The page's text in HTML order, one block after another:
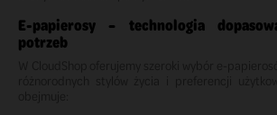
E-papierosy – technologia
potrzeb